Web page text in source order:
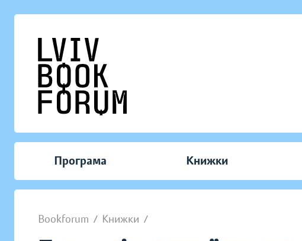
Програма Книжки
Bookforum / Книжки /